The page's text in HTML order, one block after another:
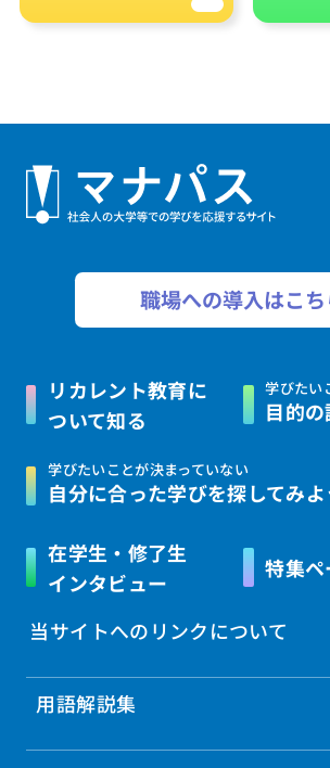
職場への導入はこち
リカレント教育に
ついて知る
学びたい
目的
学びたいことが決まっていない
自分に合った学びを探してみよ
在学生・修了生
インタビュー
特集ペ
当サイトへのリンクについて
用語解説集